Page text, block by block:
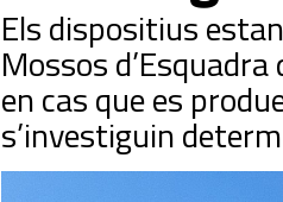
Els dispositius
Mossos
en cas que es
s’investiguin